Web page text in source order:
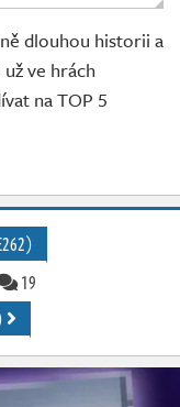
dlouhou historii a
ve hrách
na TOP 5
19